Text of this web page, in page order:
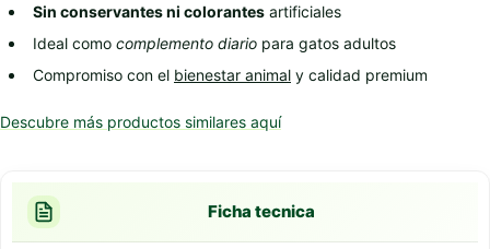
Sin conservantes ni colorantes artificiales
Ideal como complemento diario para gatos adultos
Compromiso con el bienestar animal y calidad premium
Descubre más productos similares aquí
Ficha tecnica